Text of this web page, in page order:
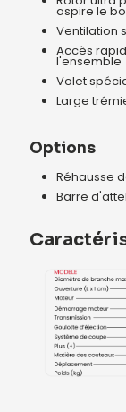
aspire le
Ventilation
Accès
l'ensemble
Volet
Large
Options
Réhausse
Barre